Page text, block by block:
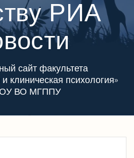
РИА
сайт факультета
клиническая психология»
ВО МГППУ